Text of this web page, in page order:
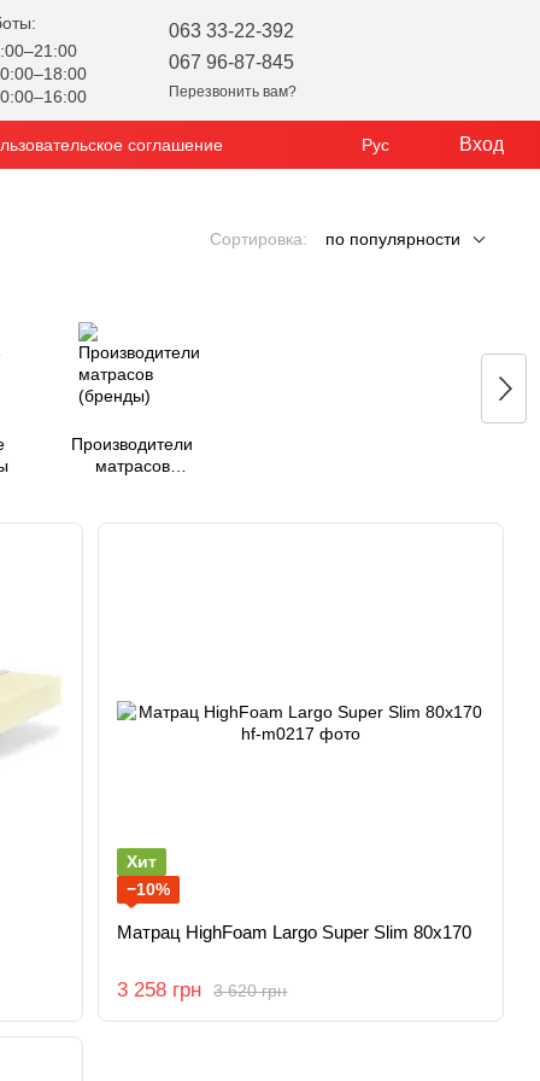
063 33-22-392
067 96-87-845
Перезвонить вам?
соглашение Рус Вход
Сортировка: по популярности
Производители
матрасов
Хит
−10%
Матрац HighFoam Largo Super Slim 80x170
3 620 грн
3 258 грн